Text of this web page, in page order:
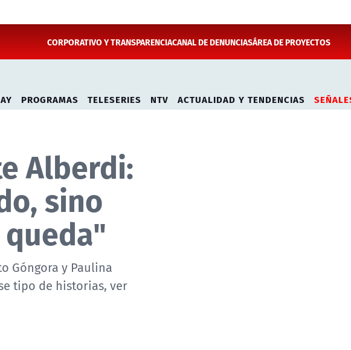
CORPORATIVO Y TRANSPARENCIACANAL DE DENUNCIASÁREA DE PROYECTOS
PROGRAMAS TELESERIES NTV ACTUALIDAD Y TENDENCIAS
Alberdi:
sino
Góngora y Paulina
tipo de historias, ver